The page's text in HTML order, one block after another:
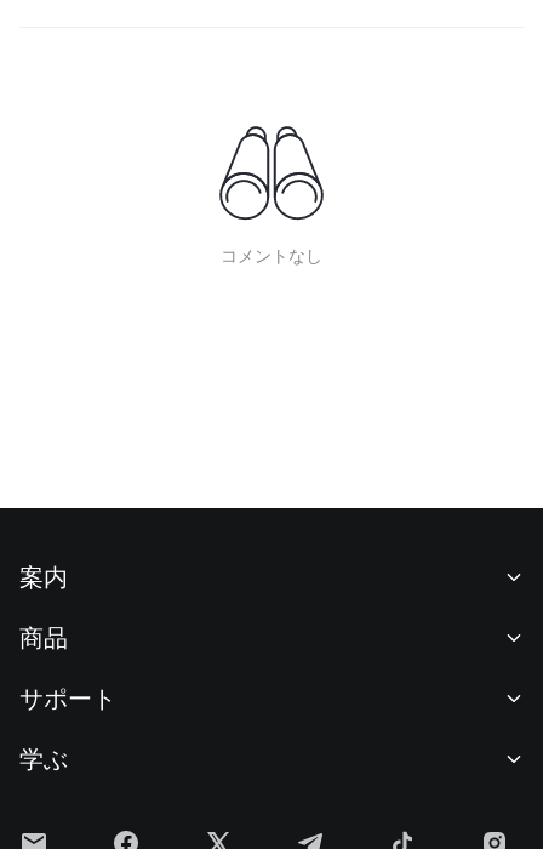
コメントなし
案内
ニュースルーム
F1 Oracle Red Bull Racing 公式スポンサー
商品
現物取引
投資センター
サポート
学ぶ
Gateニュース